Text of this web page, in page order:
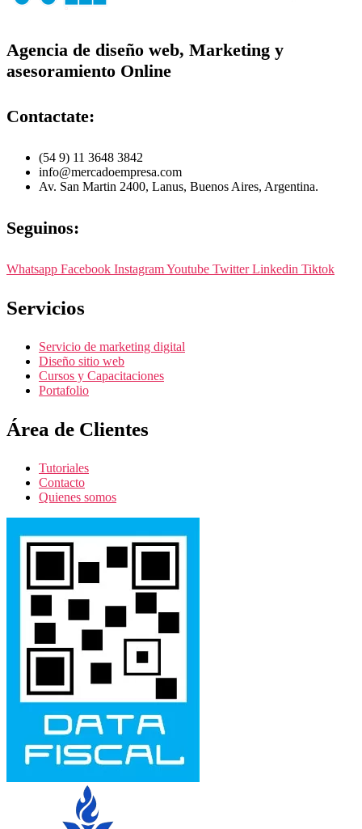
Agencia de diseño web, Marketing y
asesoramiento Online
Contactate:
(54 9) 11 3648 3842
info@mercadoempresa.com
Av. San Martin 2400, Lanus, Buenos Aires, Argentina.
Seguinos:
Whatsapp Facebook InstagramYoutube Twitter Linkedin Tiktok
Servicios
Servicio de marketing digital
Diseño sitio web
Cursos y Capacitaciones
Portafolio
Área de Clientes
Tutoriales
Contacto
Quienes somos